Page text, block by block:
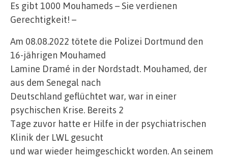
Es gibt 1000 Mouhameds – Sie verdienen
Gerechtigkeit! –
Am 08.08.2022 tötete die Polizei Dortmund den
16-jährigen Mouhamed
Lamine Dramé in der Nordstadt. Mouhamed, der
aus dem Senegal nach
Deutschland geflüchtet war, war in einer
psychischen Krise. Bereits 2
Tage zuvor hatte er Hilfe in der psychiatrischen
Klinik der LWL gesucht
und war wieder heimgeschickt worden. An seinem